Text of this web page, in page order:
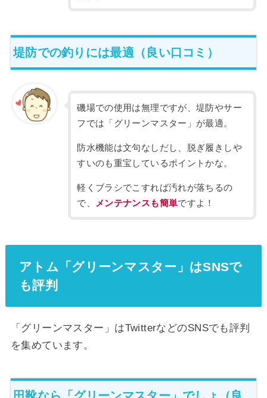
堤防での釣りには最適（良い口コミ）
磯場での使用は無理ですが、堤防やサー
フでは「グリーンマスター」が最適。
防水機能は文句なしだし、脱ぎ履きしや
すいのも重宝しているポイントかな。
軽くブラシでこすれば汚れが落ちるの
で、
メンテナンスも簡単ですよ！
アトム「グリーンマスター」はSNSで
も評判
「グリーンマスター」はTwitterなどのSNSでも評判
を集めています。